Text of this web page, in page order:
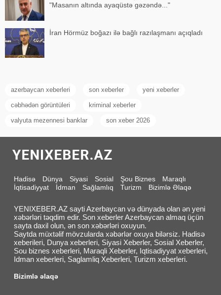
"Masanın altında ayaqüstə gəzəndə..."
İran Hörmüz boğazı ilə bağlı razılaşmanı açıqladı
azerbaycan xeberleri son xeberler yeni xeberler
cəbhədən görüntüleri kriminal xeberler
valyuta mezennesi banklar son xeber 2026
Hadisə Dünya Siyasi Sosial Şou Biznes
Maraqlı
İqtisadiyyat
İdman Sağlamlıq Turizm Bizimlə Əlaqə
YENIXEBER.AZ sayti Azerbaycan və dünyada olan ən yeni
xəbərləri təqdim edir. Son xeberler Azerbaycan almaq üçün
sayta daxil olun, ən son xəbərləri oxuyun.
Saytda müxtəlif mövzularda xəbərlər oxuya bilərsiz. Hadisə
xeberileri, Dunya xeberleri, Siyasi Xeberler, Sosial Xeberler,
Sou biznes xeberleri, Maraqli Xeberler, Iqtisadiyyat xeberleri,
Idman xeberleri, Saglamliq Xeberleri, Turizm xeberleri.
Bizimlə əlaqə